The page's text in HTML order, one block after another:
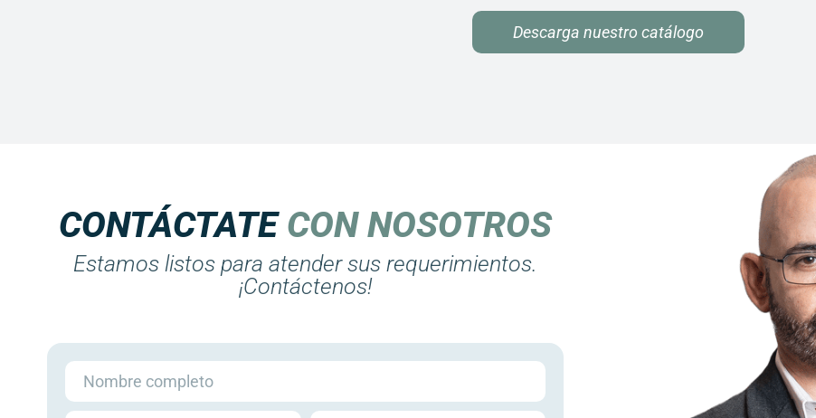
Descarga nuestro catálogo
CONTÁCTATECON NOSOTROS
Estamos listos para atender sus requerimientos.
¡Contáctenos!